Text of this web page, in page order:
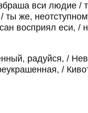
вси людие /
ты же,
восприял еси, /
радуйся, /
/